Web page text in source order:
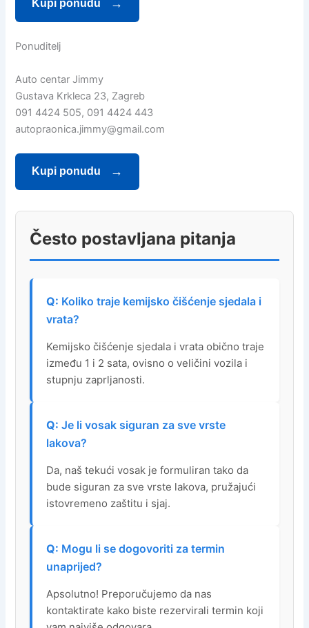
Kupi ponudu
Ponuditelj
Auto centar Jimmy
Gustava Krkleca 23, Zagreb
091 4424 505, 091 4424 443
autopraonica.jimmy@gmail.com
Kupi ponudu
Često postavljana pitanja
Koliko traje kemijsko čišćenje sjedala i
vrata?
Kemijsko čišćenje sjedala i vrata obično traje
između 1 i 2 sata, ovisno o veličini vozila i
stupnju zaprljanosti.
Je li vosak siguran za sve vrste
lakova?
Da, naš tekući vosak je formuliran tako da
bude siguran za sve vrste lakova, pružajući
istovremeno zaštitu i sjaj.
Mogu li se dogovoriti za termin
unaprijed?
Apsolutno! Preporučujemo da nas
kontaktirate kako biste rezervirali termin koji